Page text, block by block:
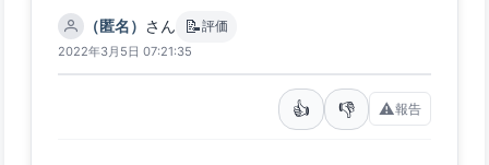
（匿名） さん 📝評価
2022年3月5日 07:21:35
👍 👎 ⚠️報告